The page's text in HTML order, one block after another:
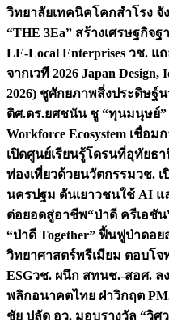
วิทยาลัยเทคนิคโคกสำโรง จั
“THE 3Ea” สร้างเศรษฐกิจ
LE-Local Enterprises วช. แ
จากเวที 2026 Japan Design,
2026) ชูศักยภาพสิ่งประดิษฐ์
ติศ.ดร.ยศชนัน ชู “ทุนมนุษย์”
Workforce Ecosystem เชื่อ
เปิดศูนย์เรียนรู้โดรนที่อุทัยธ
ท่องเที่ยวด้วยนวัตกรรมวช.
นครปฐม ดันเยาวชนใช้ AI แ
ต่อยอดสู่อาชีพ“ป่าดี ครีเอชั
“ป่าดี Together” ฟื้นฟูป่าดอ
วิทยาศาสตร์พรีเมียม ตอบโ
ESGวช. ผนึก สทนช.-สอศ. ล
พลิกอนาคตไทย ฝ่าวิกฤต
ชัย ปลัด อว. มอบรางวัล “วิ